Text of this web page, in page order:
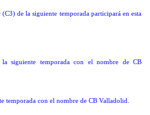
de la siguiente temporada participará en esta
siguiente temporada con el nombre de CB
temporada con el nombre de CB Valladolid